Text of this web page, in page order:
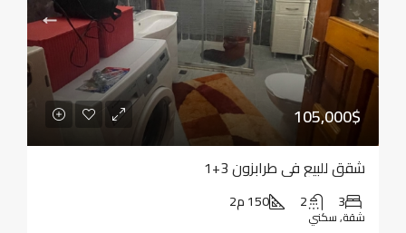
105,000$
شقق للبيع في طرابزون 3+1
3
2 150 م2
شقة, سكني